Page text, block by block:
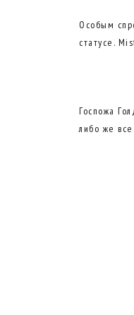
Особым
статусе.
Госпожа
либо же